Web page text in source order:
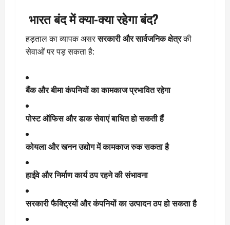
भारत बंद में क्या-क्या रहेगा बंद?
हड़ताल का व्यापक असरसरकारी और सार्वजनिक क्षेत्रकी
सेवाओं पर पड़ सकता है:
बैंक और बीमा कंपनियों का कामकाज प्रभावित रहेगा
पोस्ट ऑफिस और डाक सेवाएं बाधित हो सकती हैं
कोयला और खनन उद्योग में कामकाज रुक सकता है
हाईवे और निर्माण कार्य ठप रहने की संभावना
सरकारी फैक्ट्रियों और कंपनियों का उत्पादन ठप हो सकता है